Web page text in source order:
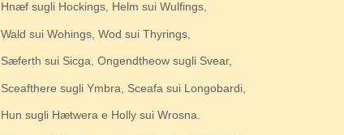
Hnæf sugli Hockings, Helm sui Wulfings,
Wald sui Wohings, Wod sui Thyrings,
Sæferth sui Sicga, Ongendtheow sugli Svear,
Sceafthere sugli Ymbra, Sceafa sui Longobardi,
Hun sugli Hætwera e Holly sui Wrosna.